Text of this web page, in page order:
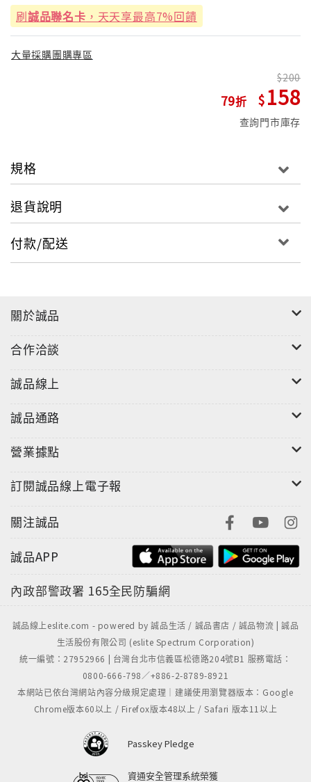
刷誠品聯名卡 ，天天享最高7%回饋
大量採購團購專區
79
200
158
查詢門市庫存
規格
退貨說明
付款/配送
關於誠品
合作洽談
誠品線上
誠品通路
營業據點
訂閱誠品線上電子報
關注誠品
誠品APP
內政部警政署 165全民防騙網
誠品線上eslite.com - powered by 誠品生活 / 誠品書店 / 誠品物流 | 誠品
生活股份有限公司 (eslite Spectrum Corporation)
統一編號：27952966 | 台灣台北市信義區松德路204號B1 服務電話：
0800-666-798／+886-2-8789-8921
本網站已依台灣網站內容分級規定處理｜建議使用瀏覽器版本：Google
Chrome版本60以上 / Firefox版本48以上 / Safari 版本11以上
Passkey Pledge
資通安全管理系統榮獲